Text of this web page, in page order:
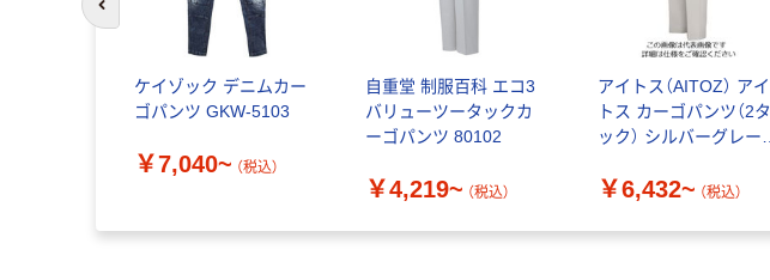
ケイゾック デニムカー
ゴパンツ GKW-5103
￥7,040~ （税込）
自重堂 制服百科 エコ3
バリューツータックカ
ーゴパンツ 80102
￥4,219~ （税込）
アイトス（AITOZ） アイ
トス カーゴパンツ（2タ
ック） シルバーグレー
￥6,432~ （税込）
前のスライドへ